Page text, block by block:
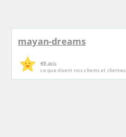
mayan-dreams
49avis
ce que disent nos clients et clientes